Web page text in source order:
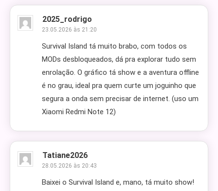
2025_rodrigo
23.05.2026 às 21:20
Survival Island tá muito brabo, com todos os
MODs desbloqueados, dá pra explorar tudo sem
enrolação. O gráfico tá show e a aventura offline
é no grau, ideal pra quem curte um joguinho que
segura a onda sem precisar de internet. (uso um
Xiaomi Redmi Note 12)
Tatiane2026
28.05.2026 às 20:43
Baixei o Survival Island e, mano, tá muito show!